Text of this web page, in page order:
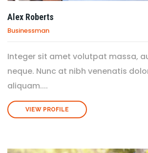
Alex Roberts
Businessman
Integer sit amet volutpat massa,
neque. Nunc at nibh venenatis
aliquam....
VIEW PROFILE